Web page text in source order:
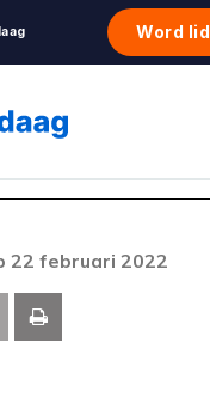
Word lid
22 februari 2022